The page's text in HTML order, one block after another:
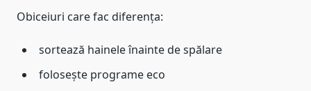
Obiceiuri care fac diferența:
sortează hainele înainte de spălare
folosește programe eco